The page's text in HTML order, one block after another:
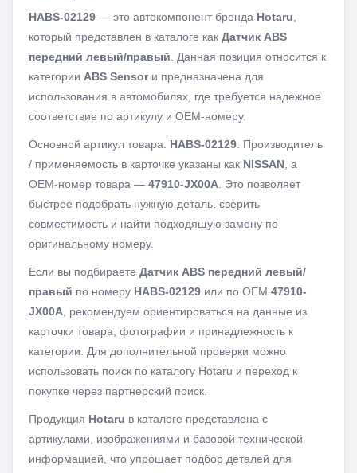
HABS-02129 — это автокомпонент бренда Hotaru
который представлен в каталоге как Датчик ABS
передний левый/правый . Данная позиция относится к
категории ABS Sensorи предназначена для
использования в автомобилях, где требуется надежное
соответствие по артикулу и OEM-номеру.
Основной артикул товара: HABS-02129 . Производитель
/ применяемость в карточке указаны как NISSAN , а
OEM-номер товара — 47910-JX00A . Это позволяет
быстрее подобрать нужную деталь, сверить
совместимость и найти подходящую замену по
оригинальному номеру.
Если вы подбираете Датчик ABS передний левый/
правый по номеру HABS-02129 или по OEM 47910-
JX00A , рекомендуем ориентироваться на данные из
карточки товара, фотографии и принадлежность к
категории. Для дополнительной проверки можно
использовать поиск по каталогу Hotaru и переход к
покупке через партнерский поиск.
Продукция Hotaru в каталоге представлена с
артикулами, изображениями и базовой технической
информацией, что упрощает подбор деталей для